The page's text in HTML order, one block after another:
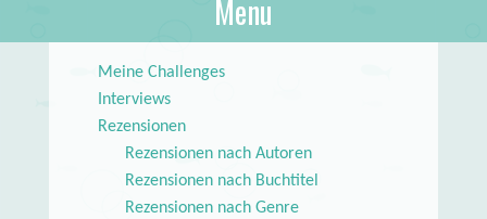
lilstar.de
Menu
Meine Challenges
Interviews
Rezensionen
Rezensionen nach Autoren
Rezensionen nach Buchtitel
Rezensionen nach Genre